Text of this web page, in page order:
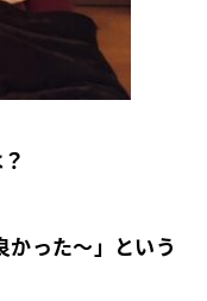
かった〜」という